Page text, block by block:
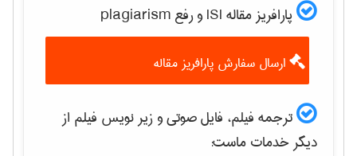
پارافریز مقاله ISI و رفع plagiarism
ارسال سفارش پارافریز مقاله
ترجمه فیلم، فایل صوتی و زیر نویس فیلم از
دیگر خدمات ماست: